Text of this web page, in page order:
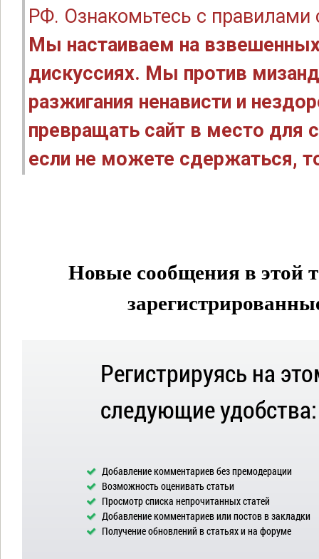
РФ. Ознакомьтесь с правилами
Мы настаиваем на
дискуссиях. Мы против
разжигания ненависти и
превращать сайт в место для
если не можете сдержаться,
Новые сообщения в этой
Регистрируясь на
следующие удобства:
Добавление комментариев без премодерации
Возможность оценивать статьи
Просмотр списка непрочитанных статей
Добавление комментариев или постов в закладки
Получение обновлений в статьях и на форуме